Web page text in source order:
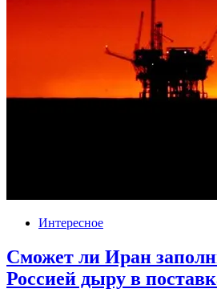
Интересное
Сможет ли Иран
Россией дыру в